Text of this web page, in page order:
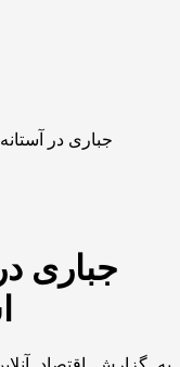
جباری در
جباری